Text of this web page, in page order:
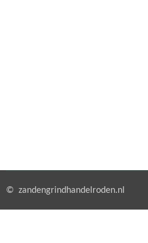
© zandengrindhandelroden.nl